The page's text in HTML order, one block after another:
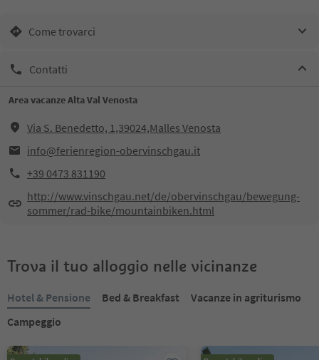
Come trovarci
Contatti
Area vacanze Alta Val Venosta
Via S. Benedetto, 1,39024,Malles Venosta
info@ferienregion-obervinschgau.it
+39 0473 831190
http://www.vinschgau.net/de/obervinschgau/bewegung-
sommer/rad-bike/mountainbiken.html
Trova il tuo alloggio nelle vicinanze
Hotel & Pensione Bed & Breakfast
Vacanze in agriturismo
Campeggio